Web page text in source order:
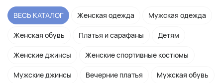
ВЕСЬ КАТАЛОГ Женская одежда Мужская одежда
Женская обувь Платья и сарафаны Детям
Женские джинсы Женские спортивные костюмы
Мужские джинсы Вечерние платья Мужская обувь